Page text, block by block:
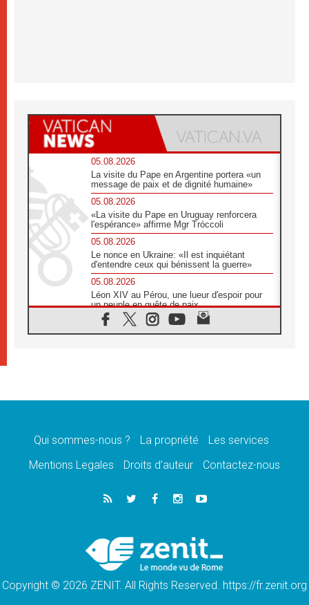
05.08.2026
La visite du Pape en Argentine portera «un
message de paix et de dignité humaine»
05.08.2026
«La visite du Pape en Uruguay renforcera
l'espérance» affirme Mgr Tróccoli
05.08.2026
Le nonce en Ukraine: «Il est inquiétant
d'entendre ceux qui bénissent la guerre»
05.08.2026
Léon XIV au Pérou, une lueur d'espoir pour
un peuple en quête de paix
05.08.2026
SCEAM: L'Église en Afrique vers
en Argentine et au Pérou
Audience générale: la prière est un acte
04.08.2026
Léon XIV invite les Chevaliers de Colomb à
Au Nigéria, attaques d'église, meurtre et
enlèvements de religieux suscitent l'émotion
Qui sommes-nous ? La propriété
Les services
Mentions Legales
Droits d’auteur Contactez-nous
Copyright © 2026 ZENIT. All Rights Reserved. https://fr.zenit.org